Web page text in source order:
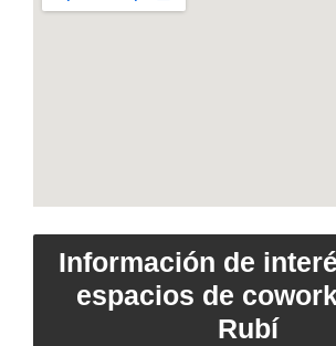
Información de
espacios de
Rubí